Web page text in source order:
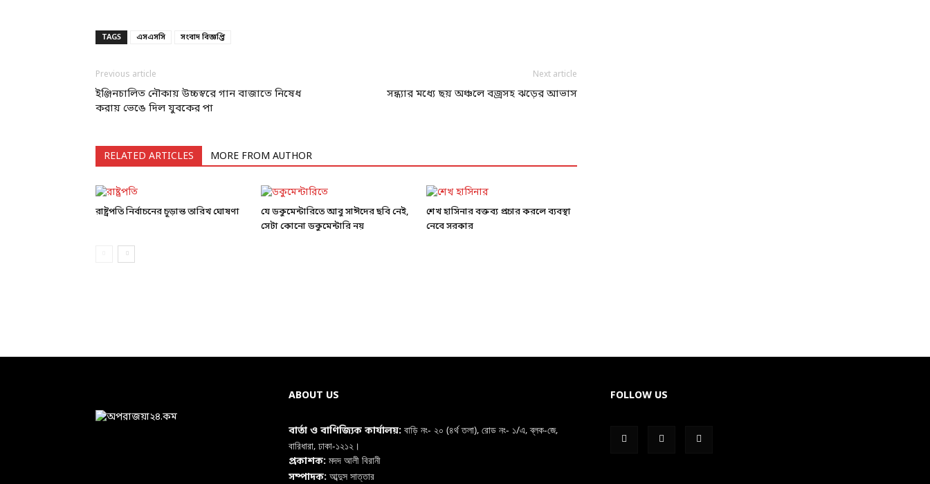
TAGS এসএসসি সংবাদ বিজ্ঞপ্তি
Previous article
ইঞ্জিনচালিত নৌকায় উচ্চস্বরে গান বাজাতে নিষেধ
করায় ভেঙে দিল যুবকের পা
Next article
সন্ধ্যার মধ্যে ছয় অঞ্চলে বজ্রসহ ঝড়ের আভাস
RELATED ARTICLES MORE FROM AUTHOR
রাষ্ট্রপতি নির্বাচনের চূড়ান্ত তারিখ ঘোষণা
যে ডকুমেন্টারিতে আবু সাঈদের ছবি নেই,
সেটা কোনো ডকুমেন্টারি নয়
শেখ হাসিনার বক্তব্য প্রচার করলে ব্যবস্থা
নেবে সরকার
ABOUT US
বার্তা ও বাণিজ্যিক কার্যালয়: বাড়ি নং- ২০ (৪র্থ তলা), রোড নং- ১/এ, ব্লক-জে,
বারিধারা, ঢাকা-১২১২।
প্রকাশক: মদদ আলী বিরানী
সম্পাদক: আব্দুস সাত্তার
FOLLOW US